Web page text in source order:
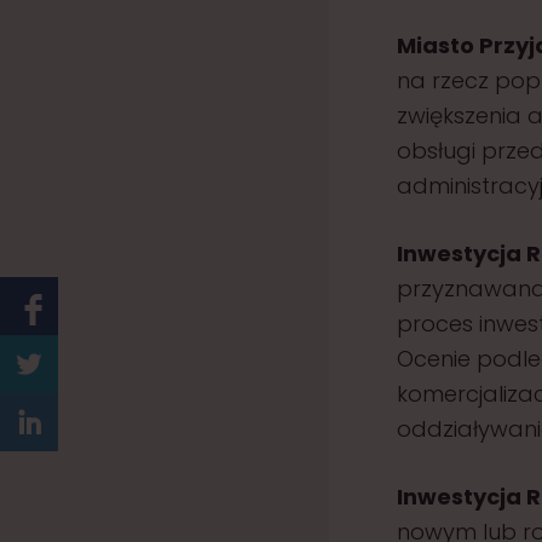
Miasto
na rzecz
zwiększenia
obsługi
Inwestycja
proces
Ocenie
Inwestycja
nowym lub